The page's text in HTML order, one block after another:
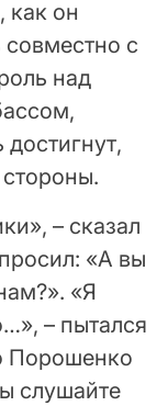
как он
совместно с
над
– сказал
«А вы
«Я
– пытался
Порошенко
слушайте